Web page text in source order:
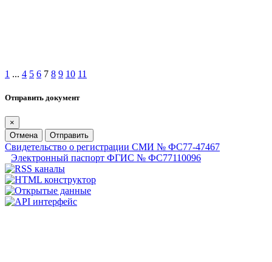
1 ... 4 5 6 7 8 9 10 11
Отправить документ
×
Отмена
Отправить
Свидетельство о регистрации СМИ № ФС77-47467
Электронный паспорт ФГИС № ФС77110096